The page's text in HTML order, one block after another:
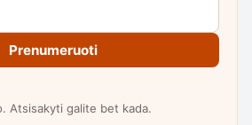
Prenumeruoti
Atsisakyti galite bet kada.